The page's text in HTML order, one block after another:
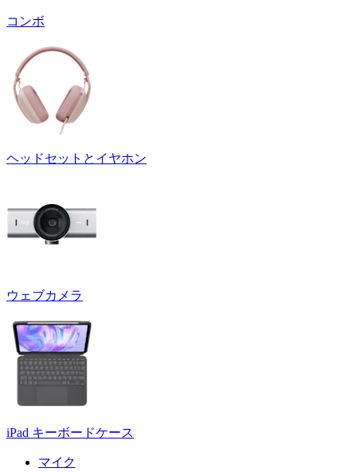
コンボ
ヘッドセットとイヤホン
ウェブカメラ
iPad キーボードケース
マイク